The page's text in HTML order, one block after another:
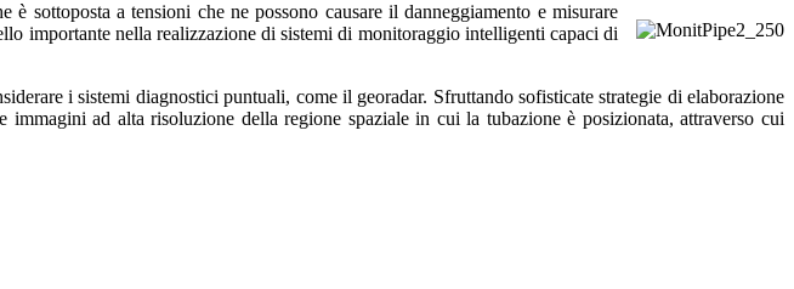
sottoposta a tensioni che ne possono causare il danneggiamento e misurare
importante nella realizzazione di sistemi di monitoraggio intelligenti capaci di
i sistemi diagnostici puntuali, come il georadar. Sfruttando sofisticate strategie di elaborazione
ad alta risoluzione della regione spaziale in cui la tubazione è posizionata, attraverso cui